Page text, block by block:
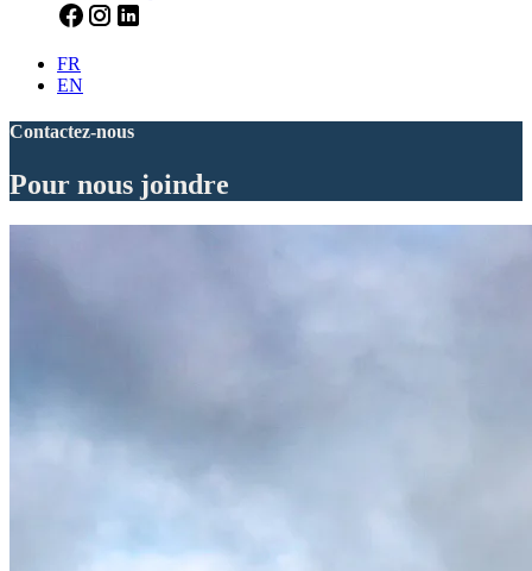
FR
EN
Contactez-nous
Pour nous joindre